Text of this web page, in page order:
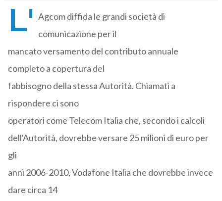
L' Agcom diffida le grandi società di
comunicazione per il
mancato versamento del contributo annuale
completo a copertura del
fabbisogno della stessa Autorità. Chiamati a
rispondere ci sono
operatori come Telecom Italia che, secondo i calcoli
dell'Autorità, dovrebbe versare 25 milioni di euro per
gli
anni 2006-2010, Vodafone Italia che dovrebbe invece
dare circa 14